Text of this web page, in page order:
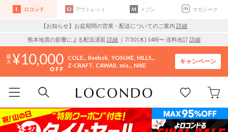
ロコンド アウトレット メゾン マガシーク
【お知らせ】お盆期間の営業・配送についてのご案内 詳細
熊本地震の影響による配送遅延 詳細 ｜7/30 (木) 14時〜 送料改訂詳細
10,000 COLE.. Reebok YOSUKE HILLS..
Z-CRAFT CAWAII mis.. NIKE
キャンペーン